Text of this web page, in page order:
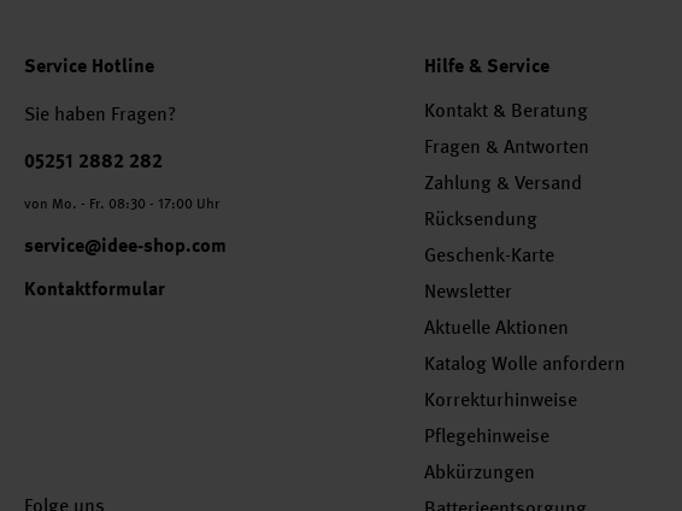
Service Hotline
Sie haben Fragen?
Telefonnummer
05251 2882 282
von Mo. - Fr. 08:30 - 17:00 Uhr
service@idee-shop.com
Kontaktformular
Folge uns
Hilfe & Service
Kontakt & Beratung
Fragen & Antworten
Zahlung & Versand
Rücksendung
Geschenk-Karte
Newsletter
Aktuelle Aktionen
Katalog Wolle anfordern
Korrekturhinweise
Pflegehinweise
Abkürzungen